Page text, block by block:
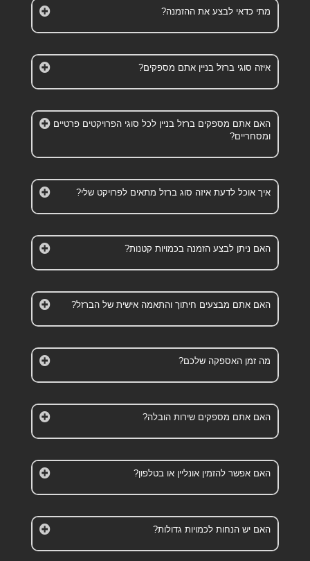
מתי כדאי לבצע את ההזמנה?
איזה סוגי ברזל בניין אתם מספקים?
האם אתם מספקים ברזל בניין לכל סוגי הפרויקטים פרטיים
ומסחריים?
איך אוכל לדעת איזה סוג ברזל מתאים לפרויקט שלי?
האם ניתן לבצע הזמנה בכמויות קטנות?
האם אתם מבצעים חיתוך והתאמה אישית של הברזל?
מה זמן האספקה שלכם?
האם אתם מספקים שירות הובלה?
האם אפשר להזמין אונליין או בטלפון?
האם יש הנחות לכמויות גדולות?